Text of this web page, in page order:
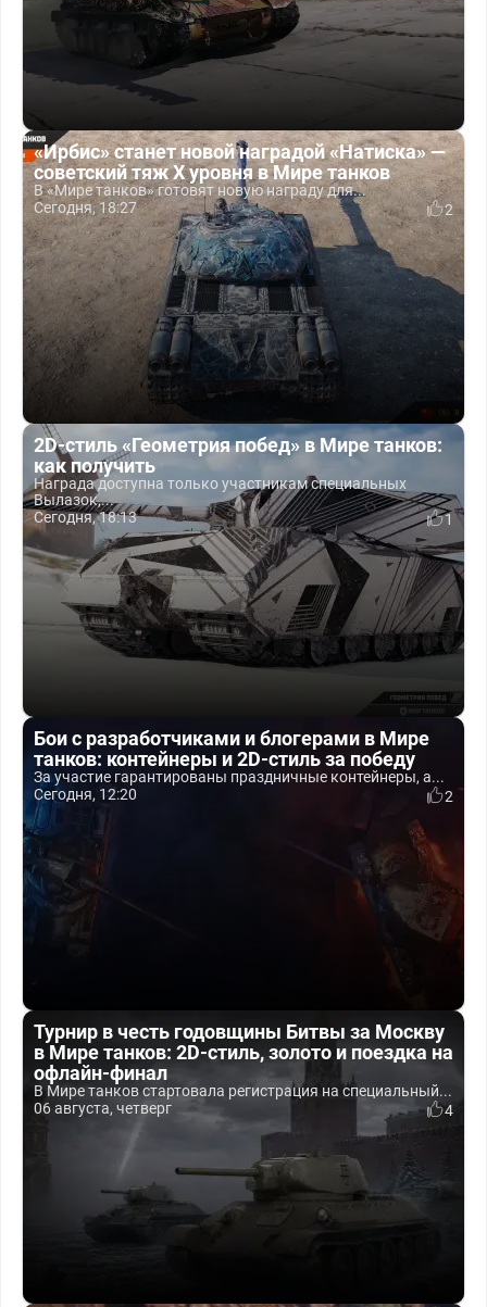
«Ирбис» станет новой наградой «Натиска» —
советский тяж X уровня в Мире танков
В «Мире танков» готовят новую награду для...
Сегодня, 18:27
2
2D-стиль «Геометрия побед» в Мире танков:
как получить
Награда доступна только участникам специальных
Вылазок,...
Сегодня, 18:13
1
Бои с разработчиками и блогерами в Мире
танков: контейнеры и 2D-стиль за победу
За участие гарантированы праздничные контейнеры, а...
Сегодня, 12:20
2
Турнир в честь годовщины Битвы за Москву
в Мире танков: 2D-стиль, золото и поездка на
офлайн-финал
В Мире танков стартовала регистрация на специальный...
06 августа, четверг
4